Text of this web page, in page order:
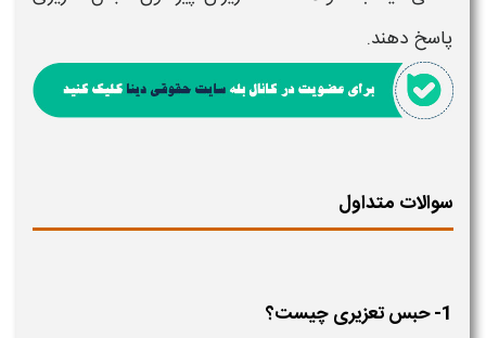
پاسخ دهند.
سوالات متداول
1- حبس تعزیری چیست؟